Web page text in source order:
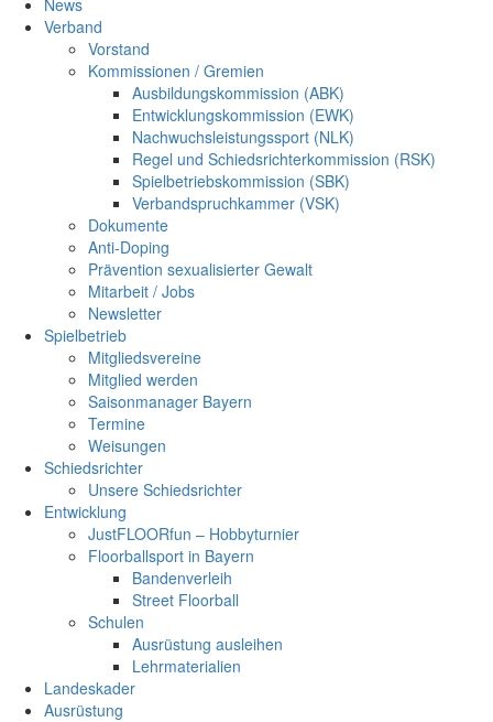
News
Verband
Vorstand
Kommissionen / Gremien
Ausbildungskommission (ABK)
Entwicklungskommission (EWK)
Nachwuchsleistungssport (NLK)
Regel und Schiedsrichterkommission (RSK)
Spielbetriebskommission (SBK)
Verbandspruchkammer (VSK)
Dokumente
Anti-Doping
Prävention sexualisierter Gewalt
Mitarbeit / Jobs
Newsletter
Spielbetrieb
Mitgliedsvereine
Mitglied werden
Saisonmanager Bayern
Termine
Weisungen
Schiedsrichter
Unsere Schiedsrichter
Entwicklung
JustFLOORfun – Hobbyturnier
Floorballsport in Bayern
Bandenverleih
Street Floorball
Schulen
Ausrüstung ausleihen
Lehrmaterialien
Landeskader
Ausrüstung